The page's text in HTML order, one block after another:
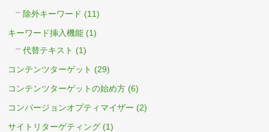
除外キーワード (11)
キーワード挿入機能 (1)
代替テキスト (1)
コンテンツターゲット (29)
コンテンツターゲットの始め方 (6)
コンバージョンオプティマイザー (2)
サイトリターゲティング (1)